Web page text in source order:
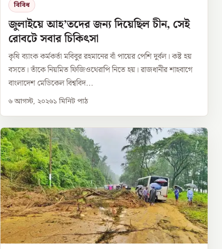
বিবিধ
জুলাইয়ে আহ’তদের জন্য দিয়েছিল চীন, সেই
রোবটে সবার চিকিৎসা
কৃষি ব্যাংক কর্মকর্তা মবিবুর রহমানের বাঁ পায়ের পেশি দুর্বল। কষ্ট হয়
বসতে। তাঁকে নিয়মিত ফিজিওথেরাপি নিতে হয়। রাজধানীর শাহবাগে
বাংলাদেশ মেডিকেল বিশ্ববিদ...
৬ আগস্ট, ২০২৬১ মিনিট পাঠ